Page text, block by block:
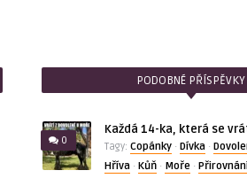
PODOBNÉ PŘÍSPĚVKY
0
Každá 14-ka, která se
Tagy: Copánky· Dívka·
Hříva· Kůň· Moře·